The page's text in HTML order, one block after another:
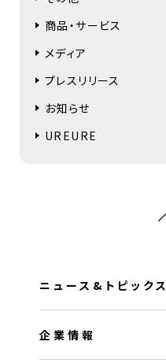
商品・サービス
メディア
プレスリリース
お知らせ
UREURE
ニュース&トピックス
企業情報